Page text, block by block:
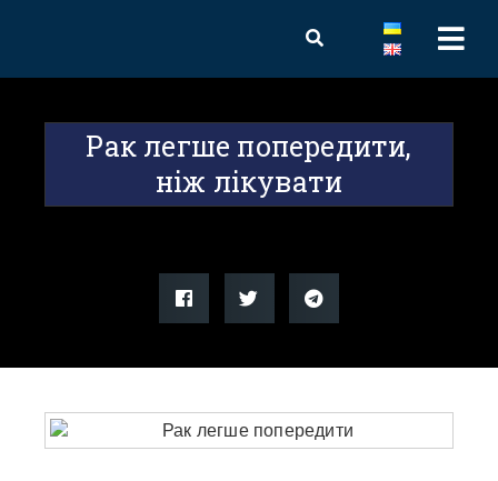
Рак легше попередити,
ніж лікувати